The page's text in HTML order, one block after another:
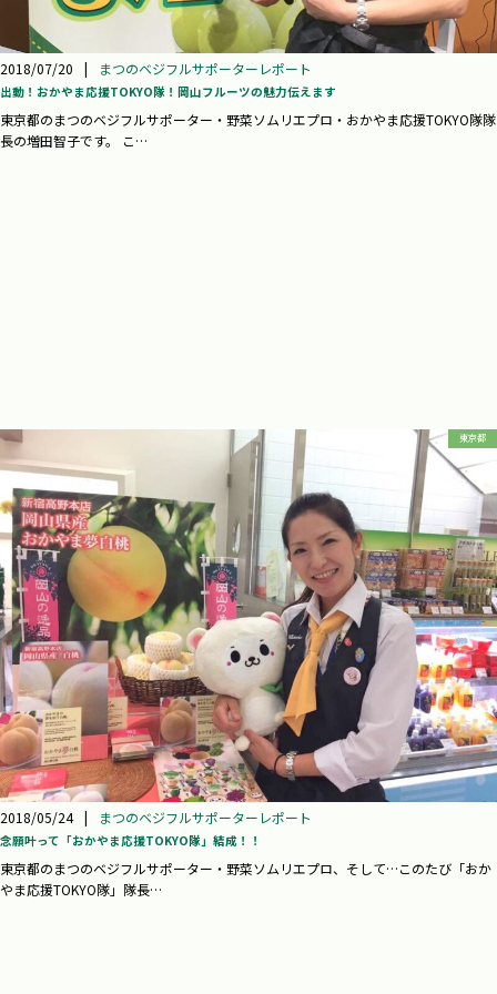
2018/07/20 | まつのベジフルサポーターレポート
出動！おかやま応援TOKYO隊！岡山フルーツの魅力伝えます
東京都のまつのベジフルサポーター・野菜ソムリエプロ・おかやま応援TOKYO隊隊
長の増田智子です。 こ…
東京都
2018/05/24 | まつのベジフルサポーターレポート
念願叶って「おかやま応援TOKYO隊」結成！！
東京都のまつのベジフルサポーター・野菜ソムリエプロ、そして…このたび「おか
やま応援TOKYO隊」隊長…